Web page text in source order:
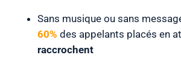
Sans musique ou sans
60% des appelants placés en
raccrochent